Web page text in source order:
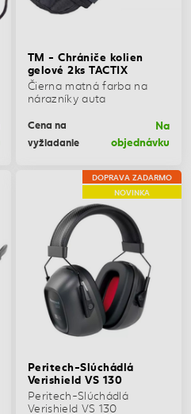
TM - Chrániče kolien
gelové 2ks TACTIX
Čierna matná farba na
nárazníky auta
Cena na
vyžiadanie
Na
objednávku
DOPRAVA ZADARMO
NOVINKA
Peritech-Slúchádlá
Verishield VS 130
Peritech-Slúchádlá
Verishield VS 130